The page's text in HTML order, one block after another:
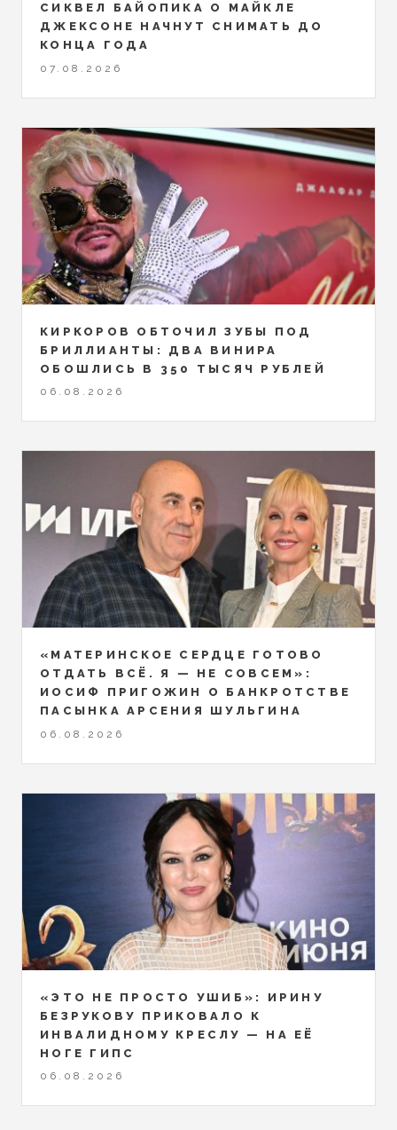
СИКВЕЛ БАЙОПИКА О МАЙКЛЕ
ДЖЕКСОНЕ НАЧНУТ СНИМАТЬ ДО
КОНЦА ГОДА
07.08.2026
КИРКОРОВ ОБТОЧИЛ ЗУБЫ ПОД
БРИЛЛИАНТЫ: ДВА ВИНИРА
ОБОШЛИСЬ В 350 ТЫСЯЧ РУБЛЕЙ
06.08.2026
«МАТЕРИНСКОЕ СЕРДЦЕ ГОТОВО
ОТДАТЬ ВСЁ. Я — НЕ СОВСЕМ»:
ИОСИФ ПРИГОЖИН О БАНКРОТСТВЕ
ПАСЫНКА АРСЕНИЯ ШУЛЬГИНА
06.08.2026
«ЭТО НЕ ПРОСТО УШИБ»: ИРИНУ
БЕЗРУКОВУ ПРИКОВАЛО К
ИНВАЛИДНОМУ КРЕСЛУ — НА ЕЁ
НОГЕ ГИПС
06.08.2026